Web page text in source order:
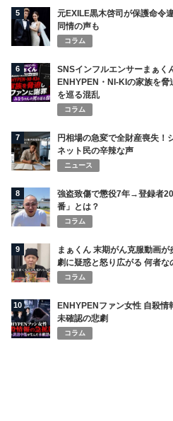
5
元EXILE黒木啓司が保護命令
同情の声も
コラム
6
SNSインフルエンサーまぁ
ENHYPEN・NI-KIの家族を
を巡る混乱
コラム
7
円相場の急変で全財産喪失！
ネット民の辛辣な声
ニュース
8
強盗致傷で懲役7年→登録者
番」とは？
コラム
9
まぁくん 末期がん克服動画
劇に疑惑と怒り広がる 何者な
コラム
10
ENHYPENファン女性 自殺
未確認の悲劇
コラム